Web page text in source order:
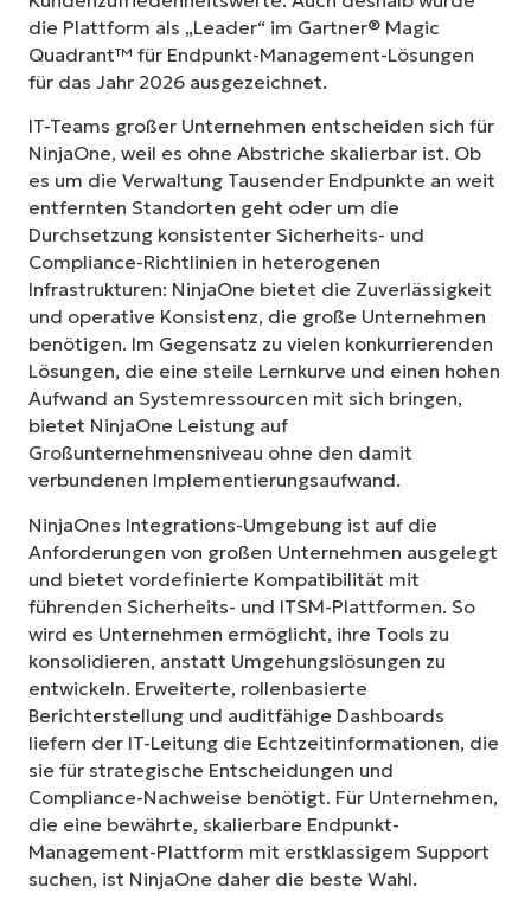
die Plattform als „Leader“ im Gartner® Magic
Quadrant™ für Endpunkt-Management-Lösungen
für das Jahr 2026 ausgezeichnet.
IT-Teams großer Unternehmen entscheiden sich für
NinjaOne, weil es ohne Abstriche skalierbar ist. Ob
es um die Verwaltung Tausender Endpunkte an weit
entfernten Standorten geht oder um die
Durchsetzung konsistenter Sicherheits- und
Compliance-Richtlinien in heterogenen
Infrastrukturen: NinjaOne bietet die Zuverlässigkeit
und operative Konsistenz, die große Unternehmen
benötigen. Im Gegensatz zu vielen konkurrierenden
Lösungen, die eine steile Lernkurve und einen hohen
Aufwand an Systemressourcen mit sich bringen,
bietet NinjaOne Leistung auf
Großunternehmensniveau ohne den damit
verbundenen Implementierungsaufwand.
NinjaOnes Integrations-Umgebung ist auf die
Anforderungen von großen Unternehmen ausgelegt
und bietet vordefinierte Kompatibilität mit
führenden Sicherheits- und ITSM-Plattformen. So
wird es Unternehmen ermöglicht, ihre Tools zu
konsolidieren, anstatt Umgehungslösungen zu
entwickeln. Erweiterte, rollenbasierte
Berichterstellung und auditfähige Dashboards
liefern der IT-Leitung die Echtzeitinformationen, die
sie für strategische Entscheidungen und
Compliance-Nachweise benötigt. Für Unternehmen,
die eine bewährte, skalierbare Endpunkt-
Management-Plattform mit erstklassigem Support
suchen, ist NinjaOne daher die beste Wahl.